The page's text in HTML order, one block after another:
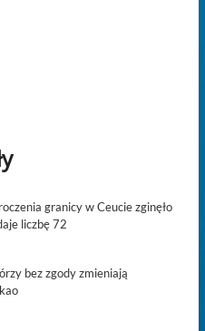
granicy w Ceucie zginęło
liczbę 72
bez zgody zmieniają